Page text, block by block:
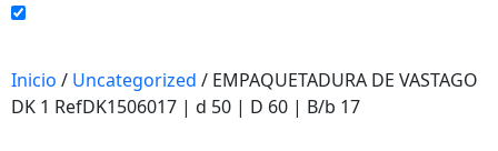
Inicio / Uncategorized / EMPAQUETADURA DE VASTAGO
DK 1 RefDK1506017 | d 50 | D 60 | B/b 17